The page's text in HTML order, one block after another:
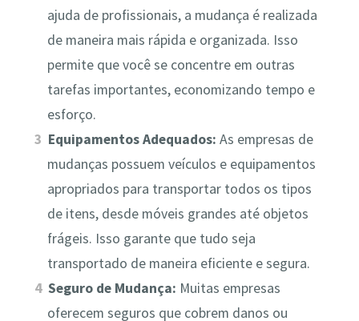
ajuda de profissionais, a mudança é realizada
de maneira mais rápida e organizada. Isso
permite que você se concentre em outras
tarefas importantes, economizando tempo e
esforço.
Equipamentos Adequados: As empresas de
mudanças possuem veículos e equipamentos
apropriados para transportar todos os tipos
de itens, desde móveis grandes até objetos
frágeis. Isso garante que tudo seja
transportado de maneira eficiente e segura.
Seguro de Mudança: Muitas empresas
oferecem seguros que cobrem danos ou